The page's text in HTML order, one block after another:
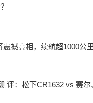
撼亮相，续航超1000公
评：松下CR1632 vs 赛